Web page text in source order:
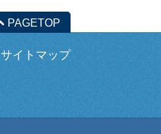
PAGETOP
サイトマップ